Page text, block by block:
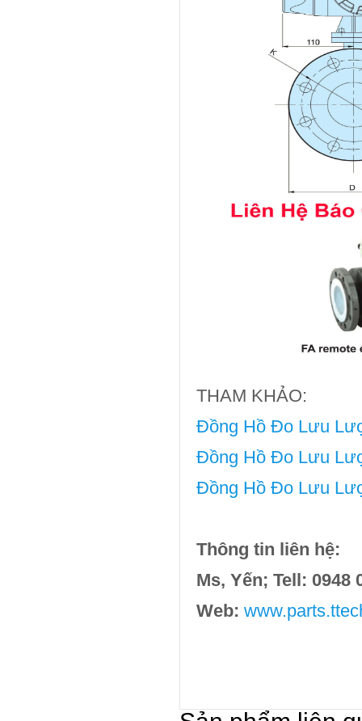
THAM KHẢO:
Đồng Hồ Đo Lưu
Đồng Hồ Đo Lưu
Đồng Hồ Đo Lưu
Thông tin liên hệ:
Ms, Yến; Tell:
Web: